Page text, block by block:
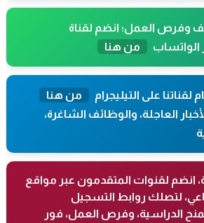
وفرص العمل؛ انضم لقناة
الواتساب
من هنا
على التيليجرام
من هنا
العاجلة، والوظائف الشاغرة،
انضم لقنوات المتقدمون عبر مواقع
لتصلك روابط التسجيل
الدراسية، وفرص العمل، فور